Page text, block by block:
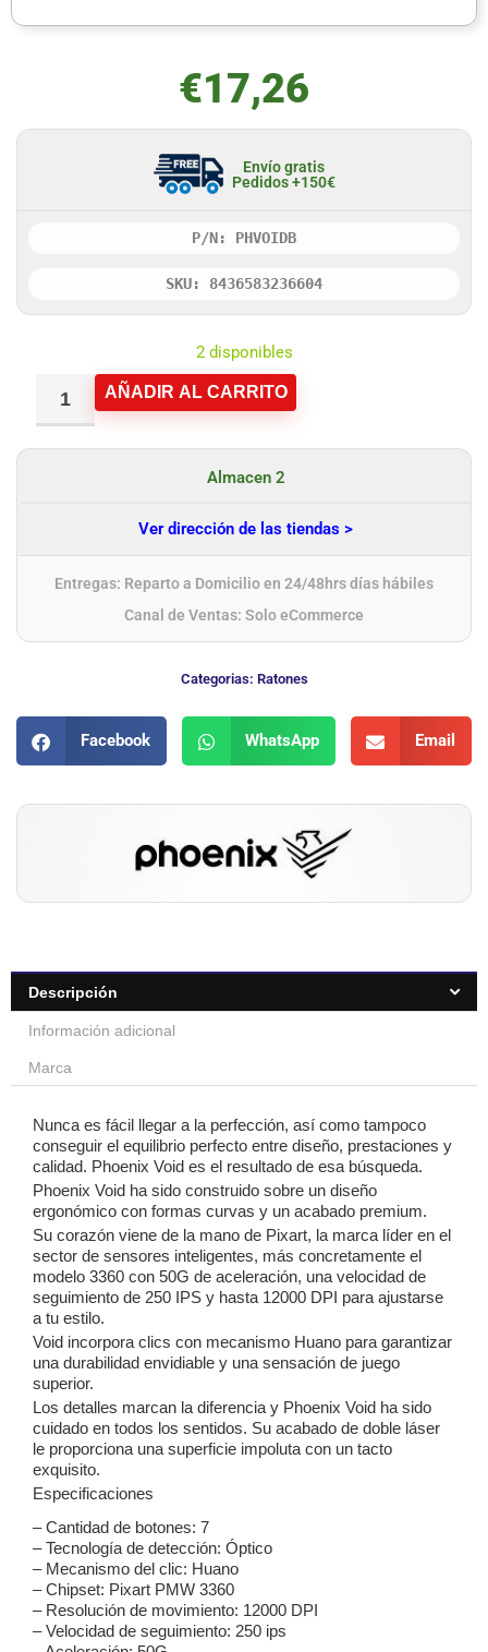
€17,26
Envío gratis
Pedidos +150€
P/N: PHVOIDB
SKU: 8436583236604
2 disponibles
AÑADIR AL CARRITO
Almacen 2
Ver dirección de las tiendas >
Entregas: Reparto a Domicilio en 24/48hrs días hábiles
Canal de Ventas: Solo eCommerce
Categorias: Ratones
Facebook WhatsApp Email
Descripción
Información adicional
Marca
Nunca es fácil llegar a la perfección, así como tampoco
conseguir el equilibrio perfecto entre diseño, prestaciones y
calidad. Phoenix Void es el resultado de esa búsqueda.
Phoenix Void ha sido construido sobre un diseño
ergonómico con formas curvas y un acabado premium.
Su corazón viene de la mano de Pixart, la marca líder en el
sector de sensores inteligentes, más concretamente el
modelo 3360 con 50G de aceleración, una velocidad de
seguimiento de 250 IPS y hasta 12000 DPI para ajustarse
a tu estilo.
Void incorpora clics con mecanismo Huano para garantizar
una durabilidad envidiable y una sensación de juego
superior.
Los detalles marcan la diferencia y Phoenix Void ha sido
cuidado en todos los sentidos. Su acabado de doble láser
le proporciona una superficie impoluta con un tacto
exquisito.
Especificaciones
– Cantidad de botones: 7
– Tecnología de detección: Óptico
– Mecanismo del clic: Huano
– Chipset: Pixart PMW 3360
– Resolución de movimiento: 12000 DPI
– Velocidad de seguimiento: 250 ips